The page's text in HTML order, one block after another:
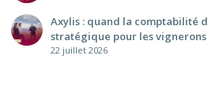
Axylis : quand la comptabilité
stratégique pour les vignerons
22 juillet 2026